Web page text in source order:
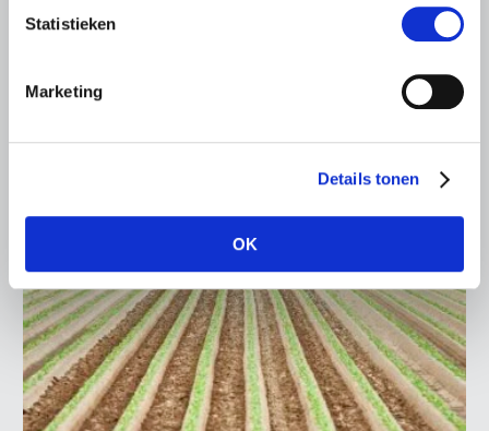
Statistieken
Marketing
Details tonen
OK
Nederlandse land- en tuinbouw is trots op de grote
bijdrage die ze daaraan levert. Tegelijkertijd maken veel
Lees meer